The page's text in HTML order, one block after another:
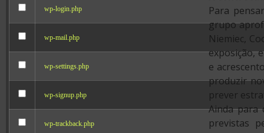
wp-login.php
wp-mail.php
wp-settings.php
wp-signup.php
wp-trackback.php
Para
grupo
Niemiec,
exposição,
e
produzir
prever
Ainda para
previstas